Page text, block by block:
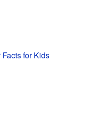
for Kids